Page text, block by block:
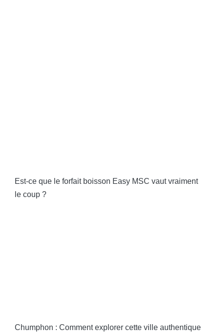
Est-ce que le forfait boisson Easy MSC vaut vraiment
le coup ?
Chumphon : Comment explorer cette ville authentique